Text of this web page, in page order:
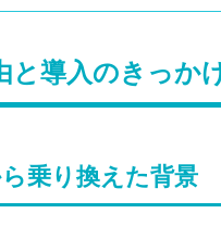
と導入のきっか
乗り換えた背景